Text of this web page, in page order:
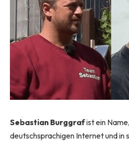
Sebastian Burggrafist ein
deutschsprachigen Internet und in